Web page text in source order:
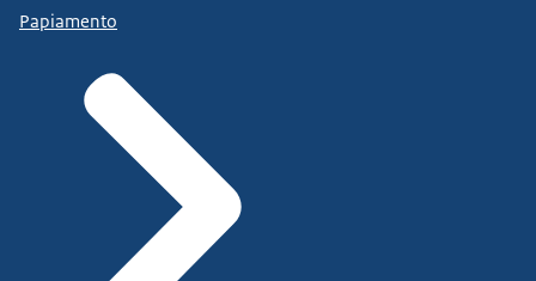
Papiamento